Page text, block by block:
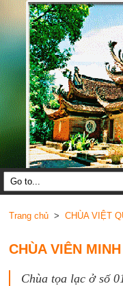
Trang chủ> CHÙA VIỆT
CHÙA VIÊN
Chùa tọa lạc ở số